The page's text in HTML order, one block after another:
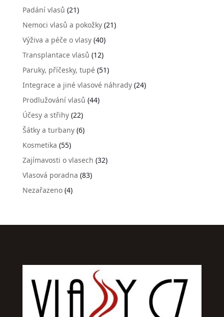
Padání vlasů (21)
Nemoci vlasů a pokožky(21)
Výživa a péče o vlasy(40)
Transplantace vlasů (12)
Paruky, příčesky, tupé(51)
Integrace a jiné vlasové náhrady(24)
Prodlužování vlasů (44)
Účesy a střihy(22)
Šátky a turbany(6)
Kosmetika (55)
Zajímavosti o vlasech (32)
Vlasová poradna (83)
Nezařazeno(4)